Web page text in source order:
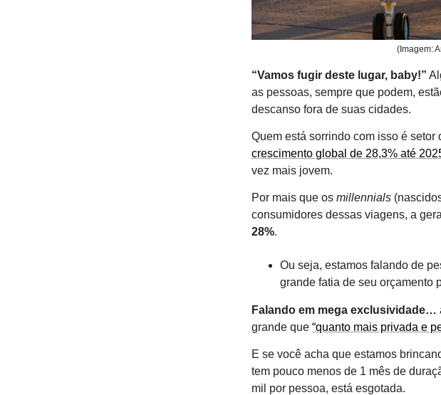
(Imagem:
“Vamos fugir deste lugar, baby!”
as pessoas, sempre que podem,
descanso fora de suas cidades.
Quem está sorrindo com isso é
crescimento global de 28,3% até
vez mais jovem.
Por mais que os millennials
consumidores dessas viagens, a
28%.
Ou seja, estamos falando de
grande fatia de seu orçamento
Falando em mega exclusividade…
grande que “quanto mais privada e
E se você acha que estamos
tem pouco menos de 1 mês de
mil por pessoa, está esgotada.